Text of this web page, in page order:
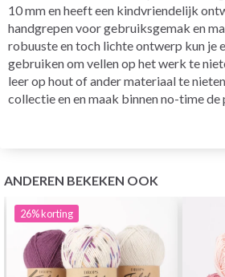
10 mm en heeft een kindvriendelijk
handgrepen voor gebruiksgemak en
robuuste en toch lichte ontwerp kun je
gebruiken om vellen op het werk te
leer op hout of ander materiaal te
collectie en en maak binnen no-time
ANDEREN BEKEKEN OOK
26%korting